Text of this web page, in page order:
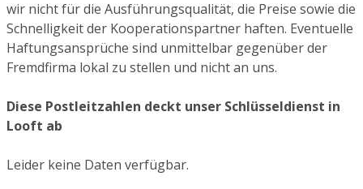
wir nicht für die Ausführungsqualität, die Preise sowie die
Schnelligkeit der Kooperationspartner haften. Eventuelle
Haftungsansprüche sind unmittelbar gegenüber der
Fremdfirma lokal zu stellen und nicht an uns.
Diese Postleitzahlen deckt unser Schlüsseldienst in
Looft ab
Leider keine Daten verfügbar.